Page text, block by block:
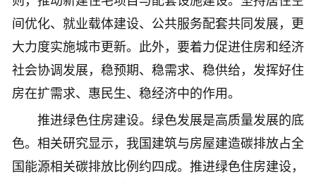
间优化、就业载体建设、公共服务配套共同发展，更
大力度实施城市更新。此外，要着力促进住房和经济
社会协调发展，稳预期、稳需求、稳供给，发挥好住
房在扩需求、惠民生、稳经济中的作用。
推进绿色住房建设。绿色发展是高质量发展的底
色。相关研究显示，我国建筑与房屋建造碳排放占全
国能源相关碳排放比例约四成。推进绿色住房建设，